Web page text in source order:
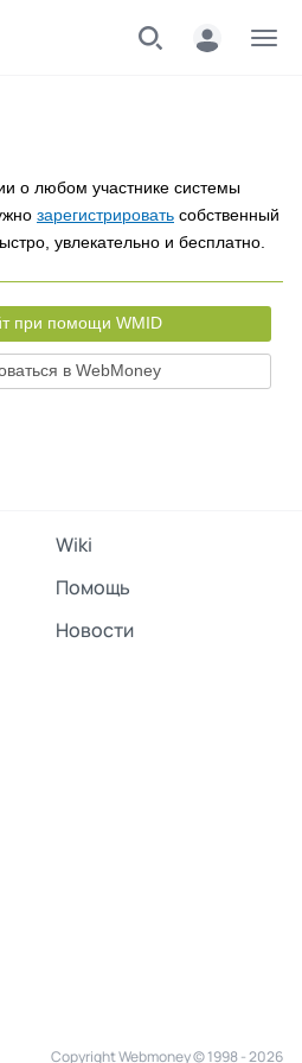
о любом участнике системы
зарегистрировать собственный
увлекательно и бесплатно.
при помощи WMID
в WebMoney
Wiki
Помощь
Новости
Copyright Webmoney © 1998 - 2026